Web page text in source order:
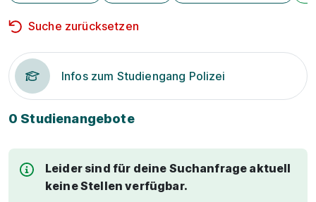
Suche zurücksetzen
Infos zum Studiengang Polizei
0 Studienangebote
Leider sind für deine Suchanfrage aktuell
keine Stellen verfügbar.